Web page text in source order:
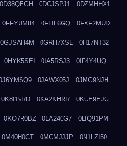
0D38QEGH 0DCJSPJ1 0DZMHHX1
0FFYUM84 0FLIL6GQ 0FXF2MUD
0GJSAH4M 0GRH7XSL 0H17NT32
0HYK5SEI 0IA5RSJ3 0IF4Y4UQ
0JAWX05J 0JMG9NJH
0K8I19RD 0KA2KHRR 0KCE9EJG
0KO7R0BZ 0LA240G7 0LIQ91PM
0M40H0CT 0MCMJJJP 0N1LZI50